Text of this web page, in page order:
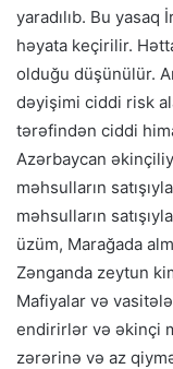
yaradılıb. Bu yasaq
həyata keçirilir.
olduğu düşünülür.
dəyişimi ciddi risk
tərəfindən ciddi
Azərbaycan
məhsulların
məhsulların
üzüm, Marağada
Zənganda zeytun
Mafiyalar və
endirirlər və əkinçi
zərərinə və az